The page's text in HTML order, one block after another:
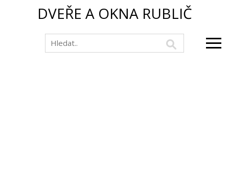
DVEŘE A OKNA RUBLIČ